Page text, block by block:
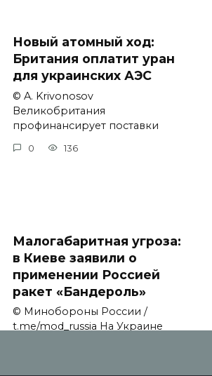
Новый атомный ход:
Британия оплатит уран
для украинских АЭС
© A. Krivonosov
Великобритания
профинансирует поставки
0 136
Малогабаритная угроза:
в Киеве заявили о
применении Россией
ракет «Бандероль»
© Минобороны России /
t.me/mod_russia На Украине